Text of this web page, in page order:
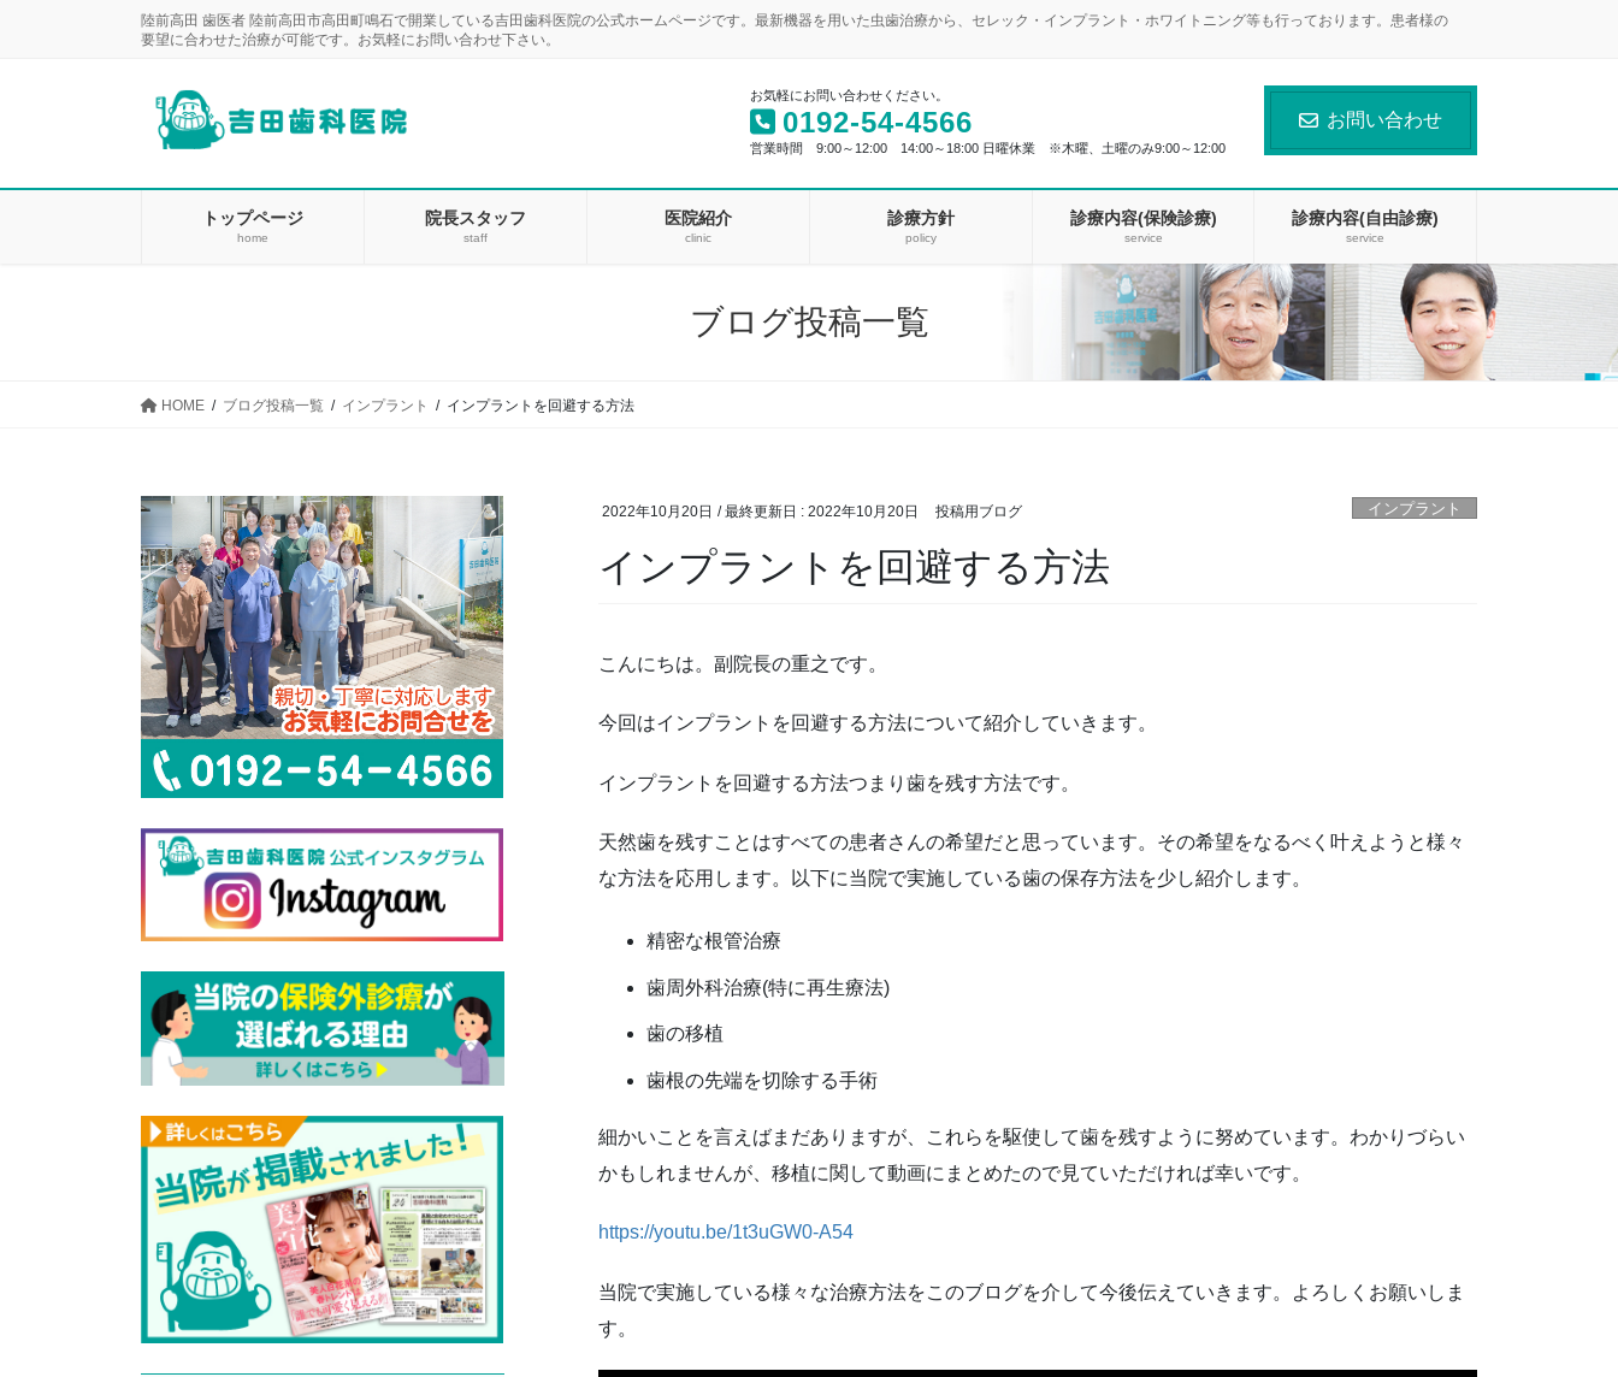
移
ン
陸前高田 歯医者 陸前高田市高田町鳴石で開業している吉田歯科医院の公式ホームページです。最新機器を用いた虫歯治療から、セレック・インプラント・ホワイトニング等も行っております。患者様の
要望に合わせた治療が可能です。お気軽にお問い合わせ下さい。
お気軽にお問い合わせください。
0192-54-4566
営業時間 9:00～12:00 14:00～18:00 日曜休業 ※木曜、土曜のみ9:00～12:00
お問い合わせ
トップページ
home
院長スタッフ
staff
医院紹介
clinic
診療方針
policy
診療内容(保険診療)
service
診療内容(自由診療)
service
ブログ投稿一覧
HOME ブログ投稿一覧 インプラント インプラントを回避する方法
2022年10月20日 / 最終更新日 : 2022年10月20日 投稿用ブログ インプラント
インプラントを回避する方法
こんにちは。副院長の重之です。
今回はインプラントを回避する方法について紹介していきます。
インプラントを回避する方法つまり歯を残す方法です。
天然歯を残すことはすべての患者さんの希望だと思っています。その希望をなるべく叶えようと様々
な方法を応用します。以下に当院で実施している歯の保存方法を少し紹介します。
精密な根管治療
歯周外科治療(特に再生療法)
歯の移植
歯根の先端を切除する手術
細かいことを言えばまだありますが、これらを駆使して歯を残すように努めています。わかりづらい
かもしれませんが、移植に関して動画にまとめたので見ていただければ幸いです。
https://youtu.be/1t3uGW0-A54
当院で実施している様々な治療方法をこのブログを介して今後伝えていきます。よろしくお願いしま
す。